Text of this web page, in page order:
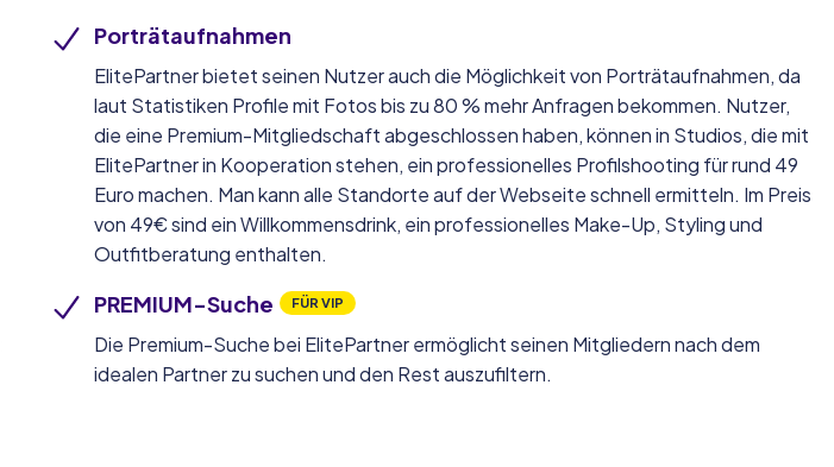
Porträtaufnahmen
ElitePartner bietet seinen Nutzer auch die Möglichkeit von Porträtaufnahmen, da
laut Statistiken Profile mit Fotos bis zu 80 % mehr Anfragen bekommen. Nutzer,
die eine Premium-Mitgliedschaft abgeschlossen haben, können in Studios, die mit
ElitePartner in Kooperation stehen, ein professionelles Profilshooting für rund 49
Euro machen. Man kann alle Standorte auf der Webseite schnell ermitteln. Im Preis
von 49€ sind ein Willkommensdrink, ein professionelles Make-Up, Styling und
Outfitberatung enthalten.
PREMIUM-Suche FÜR VIP
Die Premium-Suche bei ElitePartner ermöglicht seinen Mitgliedern nach dem
idealen Partner zu suchen und den Rest auszufiltern.